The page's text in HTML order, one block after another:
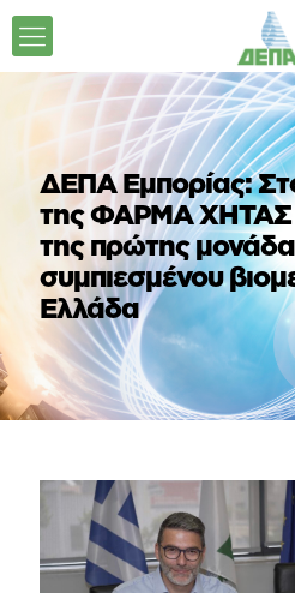
ΔΕΠΑ Εμπορίας:
της ΦΑΡΜΑ ΧΗΤΑΣ
της πρώτης
συμπιεσμένου
Ελλάδα